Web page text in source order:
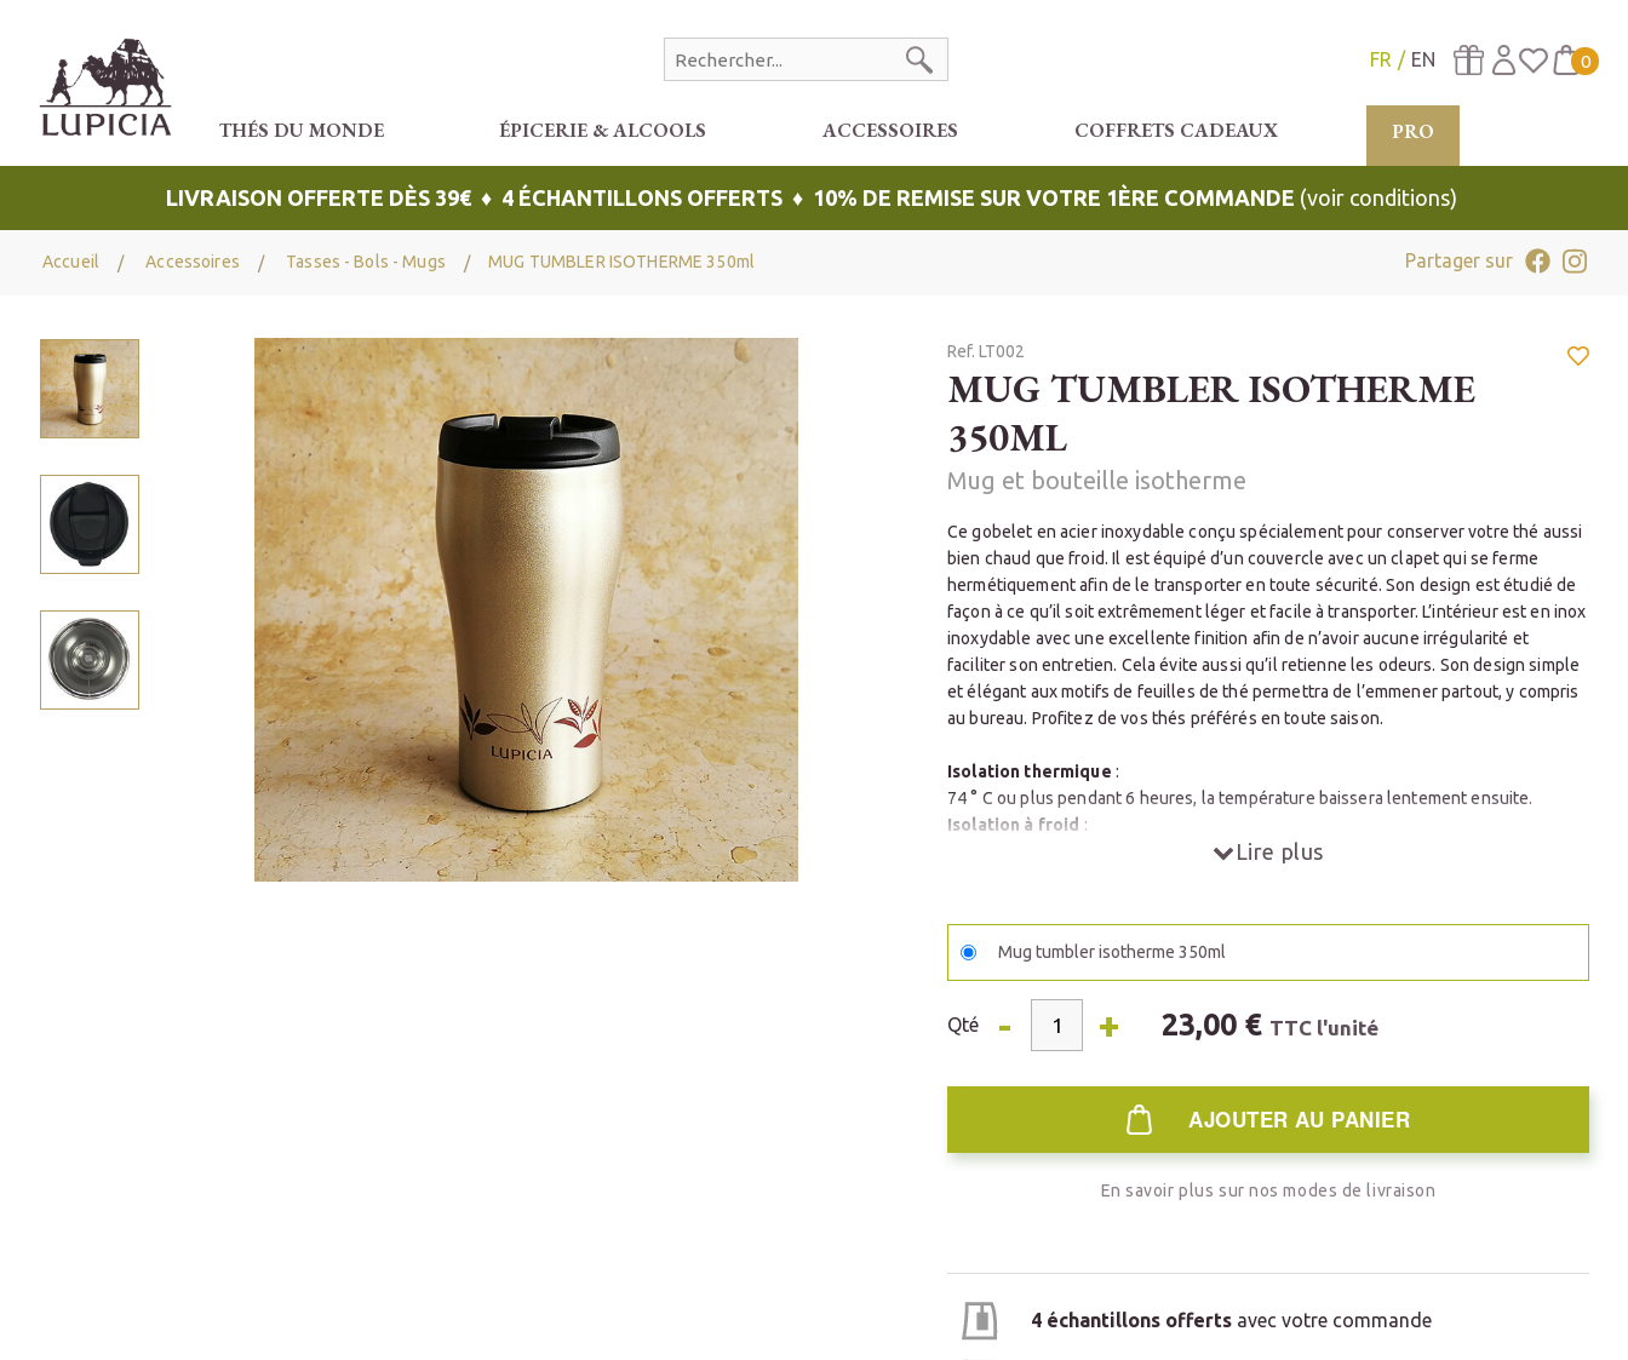
FR EN 0
THÉS DU MONDE ÉPICERIE & ALCOOLS ACCESSOIRES COFFRETS CADEAUX PRO
LIVRAISON OFFERTE DÈS 39€ ♦ 4 ÉCHANTILLONS OFFERTS ♦ 10% DE REMISE SUR VOTRE 1ÈRE COMMANDE (voir conditions)
Accueil Accessoires Tasses - Bols - Mugs MUG TUMBLER ISOTHERME 350ml Partager sur
Ref. LT002
MUG TUMBLER ISOTHERME
350ML
Mug et bouteille isotherme
Ce gobelet en acier inoxydable conçu spécialement pour conserver votre thé aussi
bien chaud que froid. Il est équipé d’un couvercle avec un clapet qui se ferme
hermétiquement afin de le transporter en toute sécurité. Son design est étudié de
façon à ce qu’il soit extrêmement léger et facile à transporter. L’intérieur est en inox
inoxydable avec une excellente finition afin de n’avoir aucune irrégularité et
faciliter son entretien. Cela évite aussi qu’il retienne les odeurs. Son design simple
et élégant aux motifs de feuilles de thé permettra de l’emmener partout, y compris
au bureau. Profitez de vos thés préférés en toute saison.
Isolation thermique :
74 ° C ou plus pendant 6 heures, la température baissera lentement ensuite.
Isolation à froid :
7 ° C ou moins pendant 1 heure, la température remontera lentement ensuite.
Lire plus
Mug tumbler isotherme 350ml
Qté - + 23,00 € TTC l'unité
AJOUTER AU PANIER
En savoir plus sur nos modes de livraison
4 échantillons offerts avec votre commande